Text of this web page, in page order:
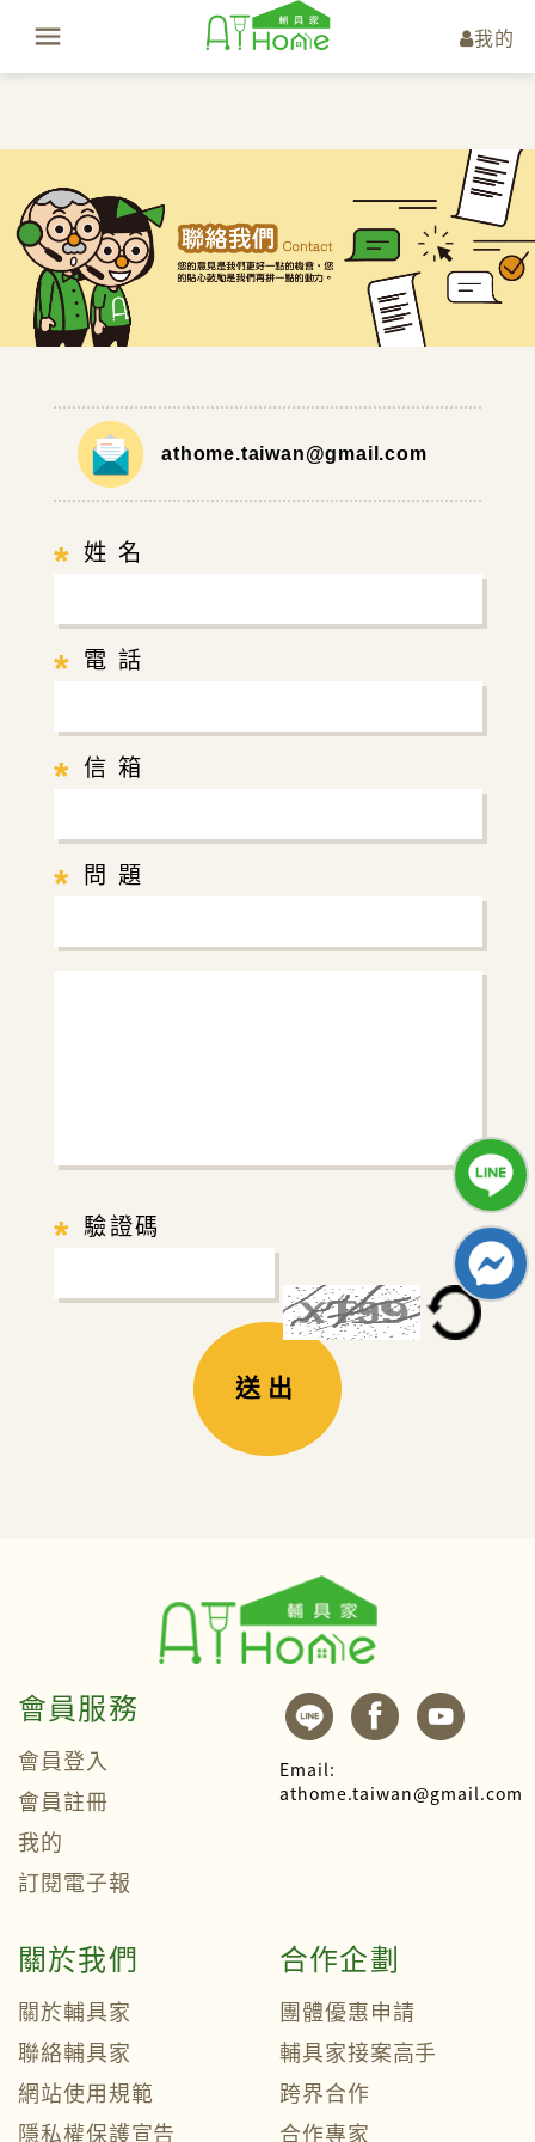
我的
athome.taiwan@gmail.com
* 姓 名
* 電 話
* 信 箱
* 問 題
* 驗證碼
送出
會員服務
會員登入
會員註冊
我的
訂閱電子報
Email:
athome.taiwan@gmail.com
關於我們
關於輔具家
聯絡輔具家
網站使用規範
隱私權保護宣告
合作企劃
團體優惠申請
輔具家接案高手
跨界合作
合作專家